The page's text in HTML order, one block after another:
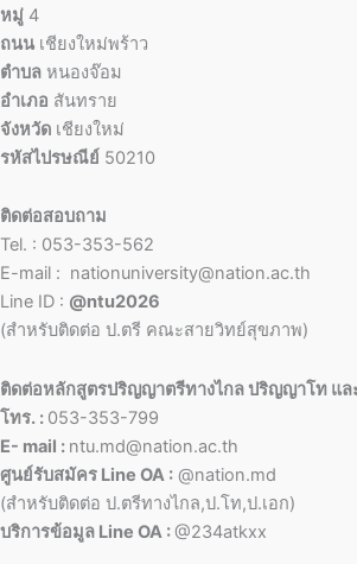
หมู่ 4
ถนน เชียงใหม่พร้าว
ตำบล หนองจ๊อม
อำเภอ สันทราย
จังหวัด เชียงใหม่
รหัสไปรษณีย์ 50210
ติดต่อสอบถาม
Tel. : 053-353-562
E-mail : nationuniversity@nation.ac.th
Line ID : @ntu2026
(สำหรับติดต่อ ป.ตรี คณะสายวิทย์สุขภาพ)
ติดต่อหลักสูตรปริญญาตรีทางไกล ปริญญาโท แ
โทร. : 053-353-799
E- mail : ntu.md@nation.ac.th
ศูนย์รับสมัคร Line OA : @nation.md
(สำหรับติดต่อ ป.ตรีทางไกล,ป.โท,ป.เอก)
บริการข้อมูล Line OA :@234atkxx